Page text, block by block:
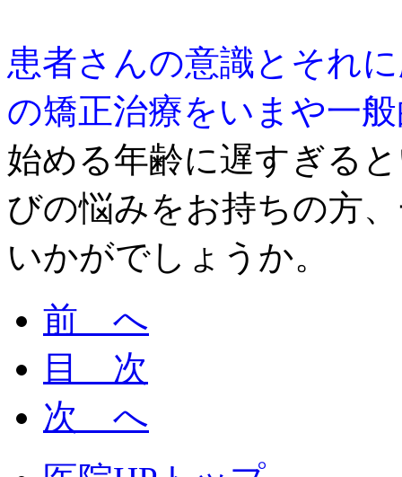
患者さんの意識とそれ
の矯正治療をいまや一
始める年齢に遅すぎる
びの悩みをお持ちの方
いかがでしょうか。
前 へ
目 次
次 へ